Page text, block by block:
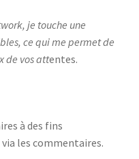
je touche une
ce qui me permet de
de vos attentes.
à des fins
les commentaires.